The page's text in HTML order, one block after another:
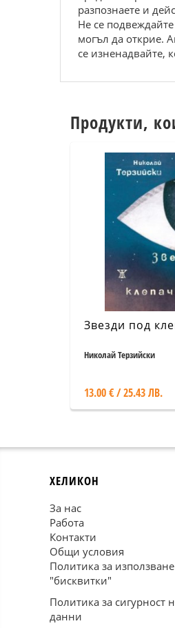
разпознаете и
Не се
могъл да открие.
се изненадвайте,
Продукти,
Звезди под
Николай Терзийски
13.00 € / 25.43 ЛВ.
ХЕЛИКОН
За нас
Работа
Контакти
Общи условия
Политика за
"бисквитки"
Политика за сигурност
данни